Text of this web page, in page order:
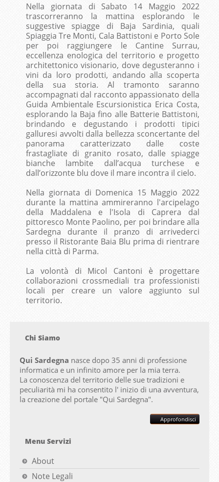
Nella giornata di Sabato 14 Maggio 2022
trascorreranno la mattina esplorando le
suggestive spiagge di Baja Sardinia, quali
Spiaggia Tre Monti, Cala Battistoni e Porto Sole
per poi raggiungere le Cantine Surrau,
eccellenza enologica del territorio e progetto
architettonico visionario, dove degusteranno i
vini da loro prodotti, andando alla scoperta
della sua storia. Al tramonto saranno
accompagnati dal racconto appassionato della
Guida Ambientale Escursionistica Erica Costa,
esplorando la Baja fino alle Batterie Battistoni,
brindando e degustando i prodotti tipici
galluresi avvolti dalla bellezza sconcertante del
panorama caratterizzato dalle coste
frastagliate di granito rosato, dalle spiagge
bianche lambite dall’acqua turchese e
dall’orizzonte blu dove il mare incontra il cielo.
Nella giornata di Domenica 15 Maggio 2022
durante la mattina ammireranno l'arcipelago
della Maddalena e l'Isola di Caprera dal
pittoresco Monte Paolino, per poi brindare alla
Sardegna durante il pranzo di arrivederci
presso il Ristorante Baia Blu prima di rientrare
nella città di Parma.
La volontà di Micol Cantoni è progettare
collaborazioni crossmediali tra professionisti
locali per creare un valore aggiunto sul
territorio.
Chi Siamo
Qui Sardegna nasce dopo 35 anni di professione
informatica e un infinito amore per la mia terra.
La conoscenza del territorio delle sue tradizioni e
peculiarità mi ha consentito l' inizio di una avventura,
la creazione del portale "Qui Sardegna".
Approfondisci
Menu Servizi
About
Note Legali